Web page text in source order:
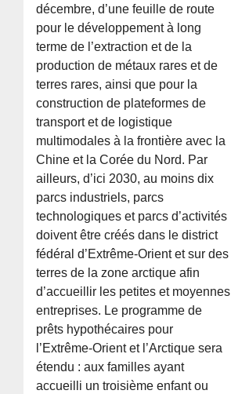
décembre, d’une feuille de route
pour le développement à long
terme de l’extraction et de la
production de métaux rares et de
terres rares, ainsi que pour la
construction de plateformes de
transport et de logistique
multimodales à la frontière avec la
Chine et la Corée du Nord. Par
ailleurs, d’ici 2030, au moins dix
parcs industriels, parcs
technologiques et parcs d’activités
doivent être créés dans le district
fédéral d’Extrême-Orient et sur des
terres de la zone arctique afin
d’accueillir les petites et moyennes
entreprises. Le programme de
prêts hypothécaires pour
l’Extrême-Orient et l’Arctique sera
étendu : aux familles ayant
accueilli un troisième enfant ou